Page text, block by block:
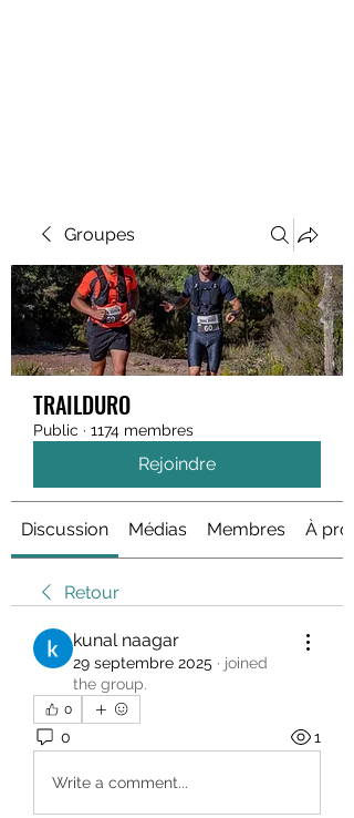
Groupes
TRAILDURO
Public · 1174 membres
Rejoindre
Discussion Médias Membres À
Retour
kunal naagar
29 septembre 2025 · joined
the group.
0
0 1
Write a comment...